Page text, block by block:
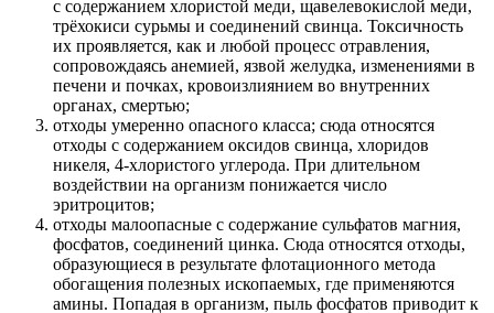
с содержанием хлористой меди, щавелевокислой меди,
трёхокиси сурьмы и соединений свинца. Токсичность
их проявляется, как и любой процесс отравления,
сопровождаясь анемией, язвой желудка, изменениями в
печени и почках, кровоизлиянием во внутренних
органах, смертью;
отходы умеренно опасного класса; сюда относятся
отходы с содержанием оксидов свинца, хлоридов
никеля, 4-хлористого углерода. При длительном
воздействии на организм понижается число
эритроцитов;
отходы малоопасные с содержание сульфатов магния,
фосфатов, соединений цинка. Сюда относятся отходы,
образующиеся в результате флотационного метода
обогащения полезных ископаемых, где применяются
амины. Попадая в организм, пыль фосфатов приводит к